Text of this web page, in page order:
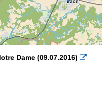
Dame (09.07.2016) 